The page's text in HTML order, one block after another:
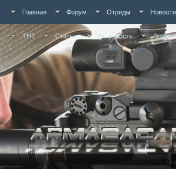
Главная Форум Отряды Новости
ТНТ Статьи Активность Люди